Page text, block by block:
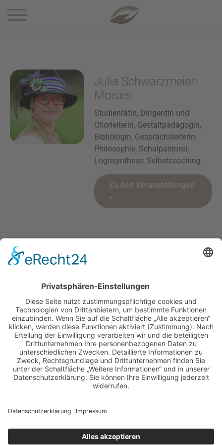
Julia Schwarzmeier-
Moises
Studienrätin, Dirigentin und
Chorleiterin, Gestaltpädagogin,
Bibliologin, Gesprächsleiterin,
Philosophie, Schulpastoral,
Logosynthese, Selbstcoaching.
Zu den Veranstaltungen
»
Johannisthal 1
D-92670 Windischeschenbach
+49 (0)9681 / 40 01 5-0
+49 (0)9681 / 40 01 5-10
kontakt(at)haus-johannisthal.de
Anfahrt planen
Institutionelles Schutzkonzept
AGB